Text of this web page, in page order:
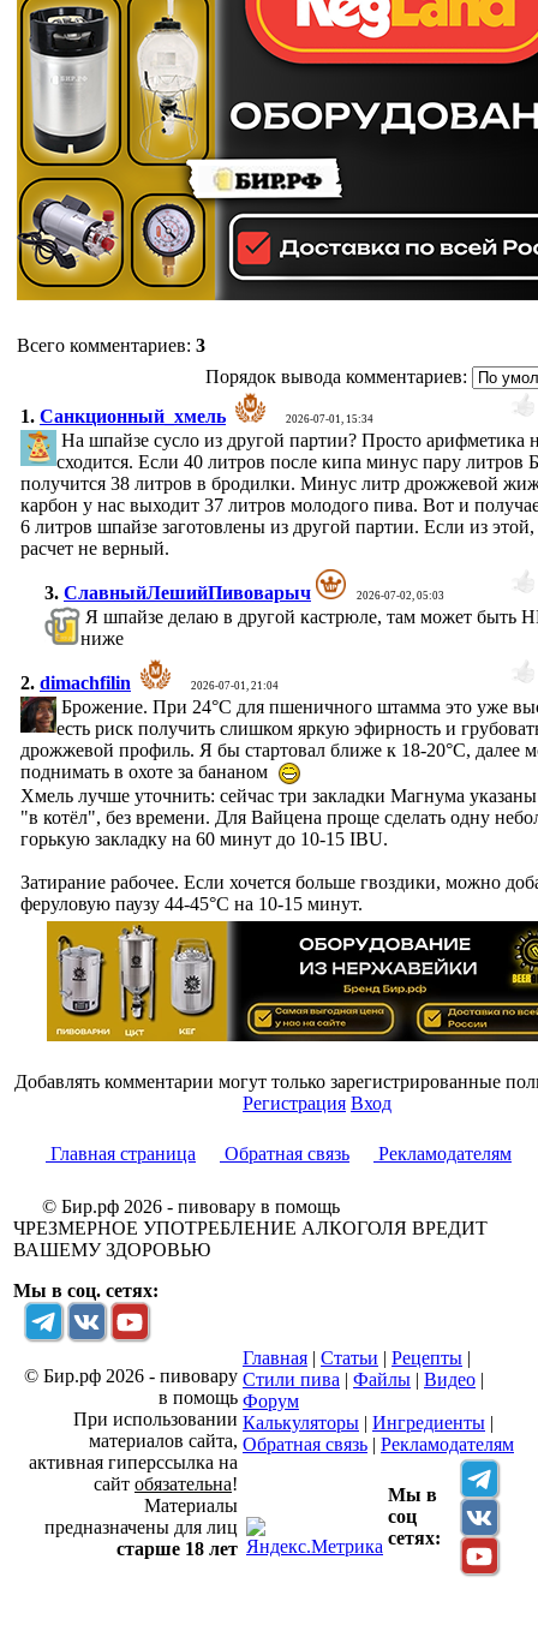
Всего комментариев: 3
Порядок вывода комментариев:
1. Санкционный_хмель 2026-07-01, 15:34
На шпайзе сусло из другой партии? Просто арифметика
сходится. Если 40 литров после кипа минус пару литров
получится 38 литров в бродилки. Минус литр дрожжевой
карбон у нас выходит 37 литров молодого пива. Вот и
6 литров шпайзе заготовлены из другой партии. Если из этой,
расчет не верный.
3. СлавныйЛешийПивоварыч 2026-07-02, 05:03
Я шпайзе делаю в другой кастрюле, там может быть
ниже
2. dimachfilin 2026-07-01, 21:04
Брожение. При 24°C для пшеничного штамма это уже
есть риск получить слишком яркую эфирность и
дрожжевой профиль. Я бы стартовал ближе к 18-20°C, далее
поднимать в охоте за бананом
Хмель лучше уточнить: сейчас три закладки Магнума
"в котёл", без времени. Для Вайцена проще сделать одну
горькую закладку на 60 минут до 10-15 IBU.
Затирание рабочее. Если хочется больше гвоздики, можно
феруловую паузу 44-45°C на 10-15 минут.
Добавлять комментарии могут только зарегистрированные
Регистрация Вход
Главная страница Обратная связь Рекламодателям
© Бир.рф 2026 - пивовару в помощь
ЧРЕЗМЕРНОЕ УПОТРЕБЛЕНИЕ АЛКОГОЛЯ ВРЕДИТ
ВАШЕМУ ЗДОРОВЬЮ
Мы в соц. сетях:
© Бир.рф 2026 - пивовару
в помощь
При использовании
материалов сайта,
активная гиперссылка на
сайт обязательна!
Материалы
предназначены для лиц
старше 18 лет
Главная | Статьи | Рецепты |
Стили пива | Файлы | Видео |
Форум
Калькуляторы | Ингредиенты |
Обратная связь | Рекламодателям
Мы в
соц
сетях: